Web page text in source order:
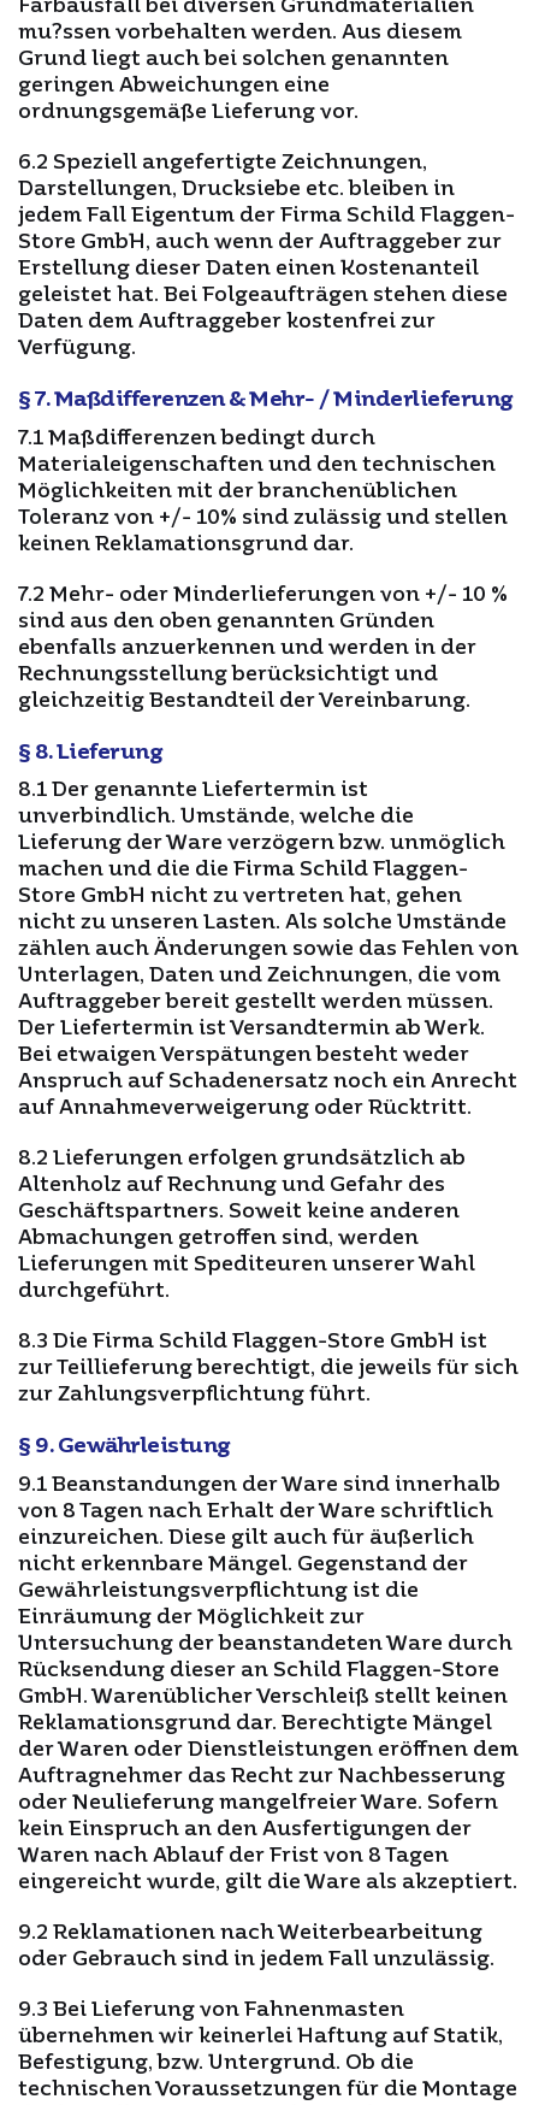
Farbausfall bei diversen Grundmaterialien
mu?ssen vorbehalten werden. Aus diesem
Grund liegt auch bei solchen genannten
geringen Abweichungen eine
ordnungsgemäße Lieferung vor.
6.2 Speziell angefertigte Zeichnungen,
Darstellungen, Drucksiebe etc. bleiben in
jedem Fall Eigentum der Firma Schild Flaggen-
Store GmbH, auch wenn der Auftraggeber zur
Erstellung dieser Daten einen Kostenanteil
geleistet hat. Bei Folgeaufträgen stehen diese
Daten dem Auftraggeber kostenfrei zur
Verfügung.
§ 7. Maßdifferenzen & Mehr- / Minderlieferung
7.1 Maßdifferenzen bedingt durch
Materialeigenschaften und den technischen
Möglichkeiten mit der branchenüblichen
Toleranz von +/- 10% sind zulässig und stellen
keinen Reklamationsgrund dar.
7.2 Mehr- oder Minderlieferungen von +/- 10 %
sind aus den oben genannten Gründen
ebenfalls anzuerkennen und werden in der
Rechnungsstellung berücksichtigt und
gleichzeitig Bestandteil der Vereinbarung.
§ 8. Lieferung
8.1 Der genannte Liefertermin ist
unverbindlich. Umstände, welche die
Lieferung der Ware verzögern bzw. unmöglich
machen und die die Firma Schild Flaggen-
Store GmbH nicht zu vertreten hat, gehen
nicht zu unseren Lasten. Als solche Umstände
zählen auch Änderungen sowie das Fehlen von
Unterlagen, Daten und Zeichnungen, die vom
Auftraggeber bereit gestellt werden müssen.
Der Liefertermin ist Versandtermin ab Werk.
Bei etwaigen Verspätungen besteht weder
Anspruch auf Schadenersatz noch ein Anrecht
auf Annahmeverweigerung oder Rücktritt.
8.2 Lieferungen erfolgen grundsätzlich ab
Altenholz auf Rechnung und Gefahr des
Geschäftspartners. Soweit keine anderen
Abmachungen getroffen sind, werden
Lieferungen mit Spediteuren unserer Wahl
durchgeführt.
8.3 Die Firma Schild Flaggen-Store GmbH ist
zur Teillieferung berechtigt, die jeweils für sich
zur Zahlungsverpflichtung führt.
§ 9. Gewährleistung
9.1 Beanstandungen der Ware sind innerhalb
von 8 Tagen nach Erhalt der Ware schriftlich
einzureichen. Diese gilt auch für äußerlich
nicht erkennbare Mängel. Gegenstand der
Gewährleistungsverpflichtung ist die
Einräumung der Möglichkeit zur
Untersuchung der beanstandeten Ware durch
Rücksendung dieser an Schild Flaggen-Store
GmbH. Warenüblicher Verschleiß stellt keinen
Reklamationsgrund dar. Berechtigte Mängel
der Waren oder Dienstleistungen eröffnen dem
Auftragnehmer das Recht zur Nachbesserung
oder Neulieferung mangelfreier Ware. Sofern
kein Einspruch an den Ausfertigungen der
Waren nach Ablauf der Frist von 8 Tagen
eingereicht wurde, gilt die Ware als akzeptiert.
9.2 Reklamationen nach Weiterbearbeitung
oder Gebrauch sind in jedem Fall unzulässig.
9.3 Bei Lieferung von Fahnenmasten
übernehmen wir keinerlei Haftung auf Statik,
Befestigung, bzw. Untergrund. Ob die
technischen Voraussetzungen für die Montage